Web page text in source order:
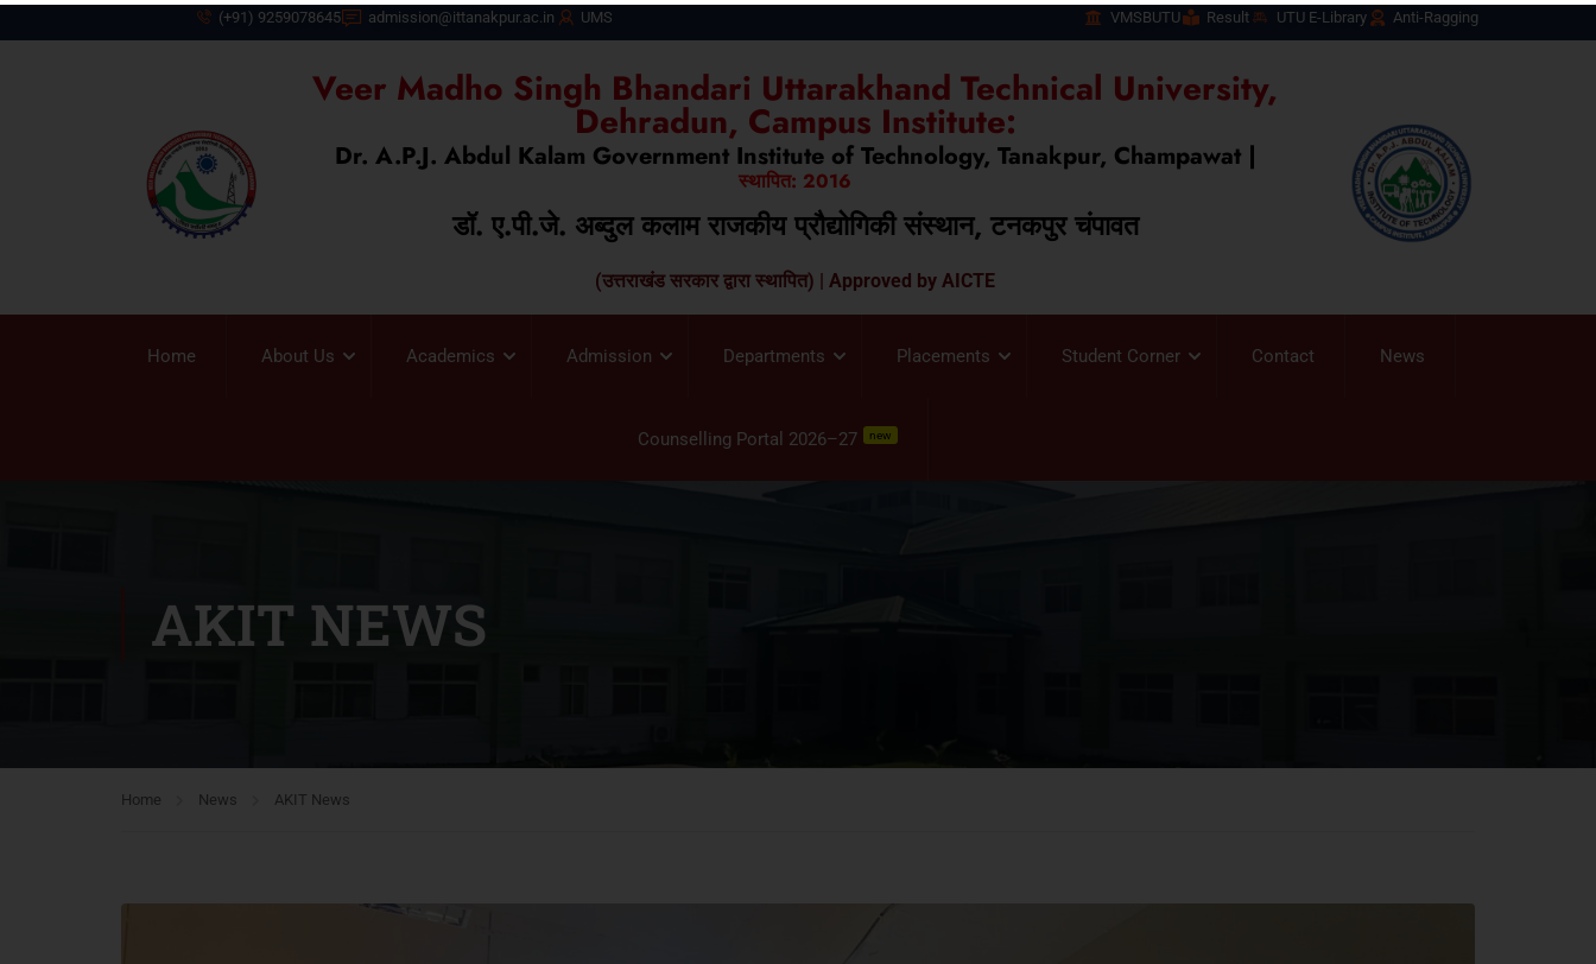
(+91) 9259078645 admission@ittanakpur.ac.in UMS VMSBUTU Result UTU E-Library Anti-Ragging
Veer Madho Singh Bhandari Uttarakhand Technical University,
Dehradun, Campus Institute:
Dr. A.P.J. Abdul Kalam Government Institute of Technology, Tanakpur, Champawat |
स्थापित: 2016
डॉ. ए.पी.जे. अब्दुल कलाम राजकीय प्रौद्योगिकी संस्थान, टनकपुर चंपावत
(उत्तराखंड सरकार द्वारा स्थापित) | Approved by AICTE
Home About Us Academics Admission Departments Placements Student Corner Contact News
Counselling Portal 2026–27 new
AKIT NEWS
Home News AKIT News